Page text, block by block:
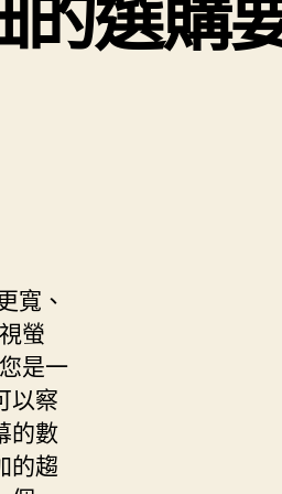
寬、
螢
是一
以察
的數
的趨